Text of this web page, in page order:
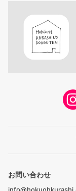
お問い合わせ